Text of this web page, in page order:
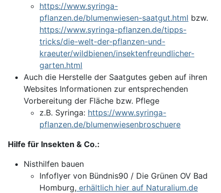
https://www.syringa-
pflanzen.de/blumenwiesen-saatgut.html bzw.
https://www.syringa-pflanzen.de/tipps-
tricks/die-welt-der-pflanzen-und-
kraeuter/wildbienen/insektenfreundlicher-
garten.html
Auch die Herstelle der Saatgutes geben auf ihren
Websites Informationen zur entsprechenden
Vorbereitung der Fläche bzw. Pflege
z.B. Syringa: https://www.syringa-
pflanzen.de/blumenwiesenbroschuere
Hilfe für Insekten & Co.:
Nisthilfen bauen
Infoflyer von Bündnis90 / Die Grünen OV Bad
Homburg, erhältlich hier auf Naturalium.de